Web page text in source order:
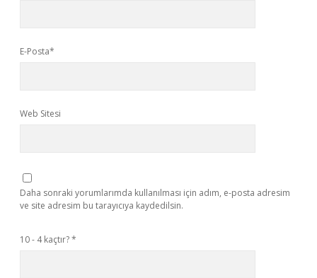
E-Posta*
Web Sitesi
Daha sonraki yorumlarımda kullanılması için adım, e-posta adresim
ve site adresim bu tarayıcıya kaydedilsin.
10 - 4 kaçtır?*